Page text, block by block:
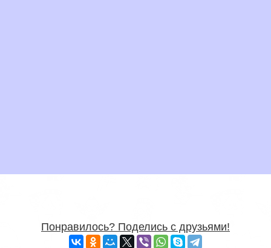
Понравилось? Поделись с друзьями!